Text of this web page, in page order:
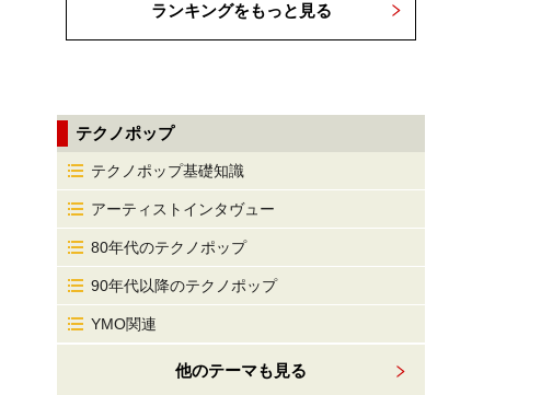
ランキングをもっと見る
テクノポップ
テクノポップ基礎知識
アーティストインタヴュー
80年代のテクノポップ
90年代以降のテクノポップ
YMO関連
他のテーマも見る